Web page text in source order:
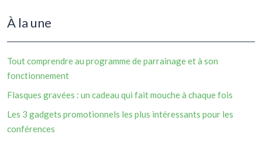
À la une
Tout comprendre au programme de parrainage et à son
fonctionnement
Flasques gravées : un cadeau qui fait mouche à chaque fois
Les 3 gadgets promotionnels les plus intéressants pour les
conférences